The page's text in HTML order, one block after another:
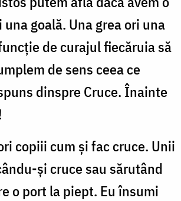
goală. Una grea ori una
de curajul fiecăruia să
de sens ceea ce
dinspre Cruce. Înainte
copiii cum și fac cruce. Unii
și cruce sau sărutând
o port la piept. Eu însumi